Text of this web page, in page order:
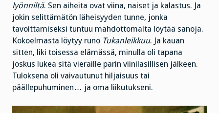
lyönniltä. Sen aiheita ovat viina, naiset ja kalastus. Ja
jokin selittämätön läheisyyden tunne, jonka
tavoittamiseksi tuntuu mahdottomalta löytää sanoja.
Kokoelmasta löytyy runo Tukanleikkuu. Ja kauan
sitten, liki toisessa elämässä, minulla oli tapana
joskus lukea sitä vieraille parin viinilasillisen jälkeen.
Tuloksena oli vaivautunut hiljaisuus tai
päällepuhuminen… ja oma liikutukseni.